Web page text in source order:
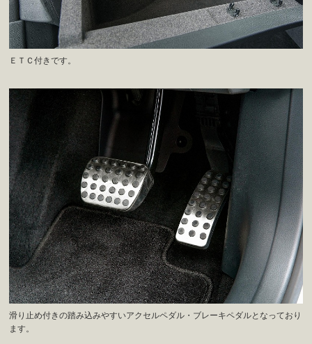
ＥＴＣ付きです。
滑り止め付きの踏み込みやすいアクセルペダル・ブレーキペダルとなっており
ます。